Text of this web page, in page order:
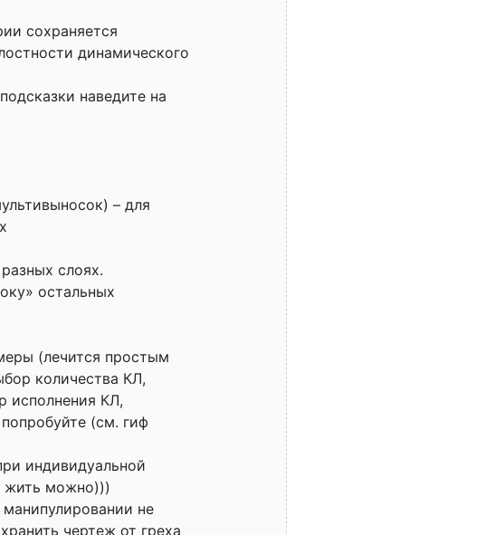
сохраняется
динамического
наведите на
– для
слоях.
остальных
(лечится простым
количества КЛ,
исполнения КЛ,
(см. гиф
индивидуальной
жить можно)))
не
чертеж от греха